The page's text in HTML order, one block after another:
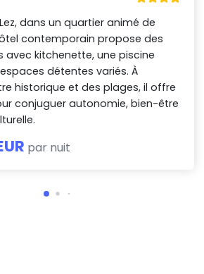
dans un quartier animé de
contemporain propose des
avec kitchenette, une piscine
détentes variés. À
historique et des plages, il offre
conjuguer autonomie, bien-être
par nuit